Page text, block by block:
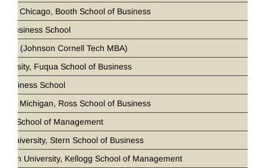
of Chicago, Booth School of Business
Business School
(Johnson Cornell Tech MBA)
Fuqua School of Business
Business School
of Michigan, Ross School of Business
School of Management*
University, Stern School of Business
University, Kellogg School of Management